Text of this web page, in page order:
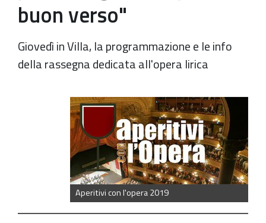
buon verso"
Giovedì in Villa, la programmazione e le info
della rassegna dedicata all'opera lirica
Aperitivi con l'opera 2019
https://old.comune.zolapredosa.bo.it/events/aperitivi-